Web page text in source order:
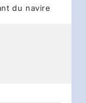
du navire